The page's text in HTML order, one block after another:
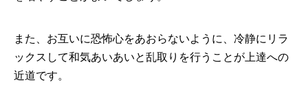
また、お互いに恐怖心をあおらないように、冷静にリラ
ックスして和気あいあいと乱取りを行うことが上達への
近道です。